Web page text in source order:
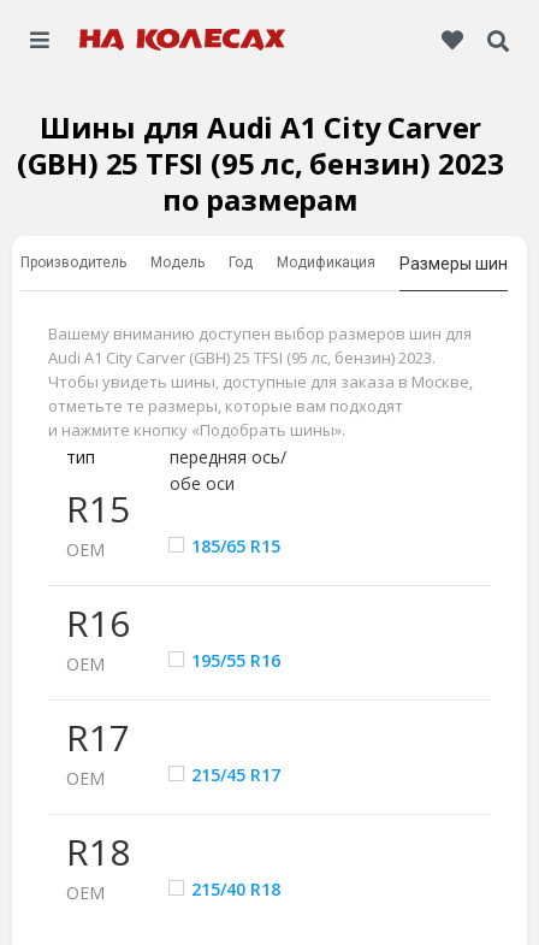
Шины для Audi A1 City Carver
(GBH) 25 TFSI (95 лс, бензин) 2023
по размерам
Производитель Модель Год Модификация Размеры шин
Вашему вниманию доступен выбор размеров шин для
Audi A1 City Carver (GBH) 25 TFSI (95 лс, бензин) 2023.
Чтобы увидеть шины, доступные для заказа в Москве,
отметьте те размеры, которые вам подходят
и нажмите кнопку «Подобрать шины».
R15
тип
передняя ось/
обе оси
ОЕМ 185/65 R15
R16
ОЕМ 195/55 R16
R17
ОЕМ 215/45 R17
R18
ОЕМ 215/40 R18